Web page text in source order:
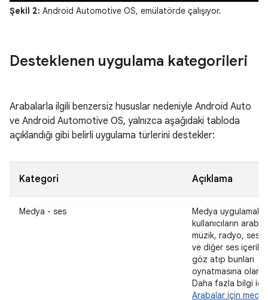
Şekil 2: Android Automotive OS, emülatörde çalışıyor.
Desteklenen uygulama kategorileri
Arabalarla ilgili benzersiz hususlar nedeniyle Android Auto
ve Android Automotive OS, yalnızca aşağıdaki tabloda
açıklandığı gibi belirli uygulama türlerini destekler:
Kategori Açıklama
Medya - ses
Medya
kullanıcıların
müzik, radyo, sesli
ve diğer ses
göz atıp bunları
oynatmasına
Daha fazla bilgi için
Arabalar için medya